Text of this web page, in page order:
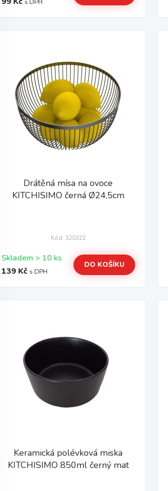
s DPH
Drátěná mísa na ovoce
KITCHISIMO černá Ø24,5cm
Kód: 320322
Skladem > 10 ks
139 Kč s DPH
DO KOŠÍKU
Keramická polévková miska
KITCHISIMO 850ml černý mat